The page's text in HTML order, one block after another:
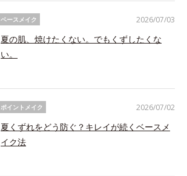
ベースメイク
夏の肌、焼けたくない。でもくずしたくな
い。
2026/07/03
ポイントメイク
夏くずれをどう防ぐ？キレイが続くベースメ
イク法
2026/07/02